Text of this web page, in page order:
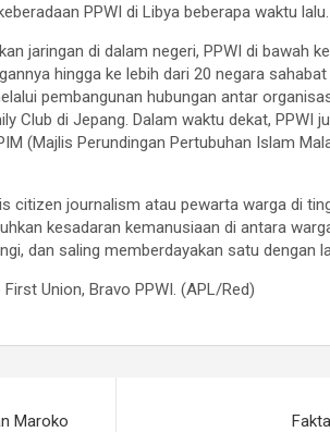
PPWI di Libya beberapa waktu lalu.
jaringan di dalam negeri, PPWI di bawah
hingga ke lebih dari 20 negara
pembangunan hubungan antar
Club di Jepang. Dalam waktu dekat, PPWI
(Majlis Perundingan Pertubuhan Islam
citizen journalism atau pewarta warga di
kesadaran kemanusiaan di antara
dan saling memberdayakan satu dengan
Union, Bravo PPWI. (APL/Red)
Maroko